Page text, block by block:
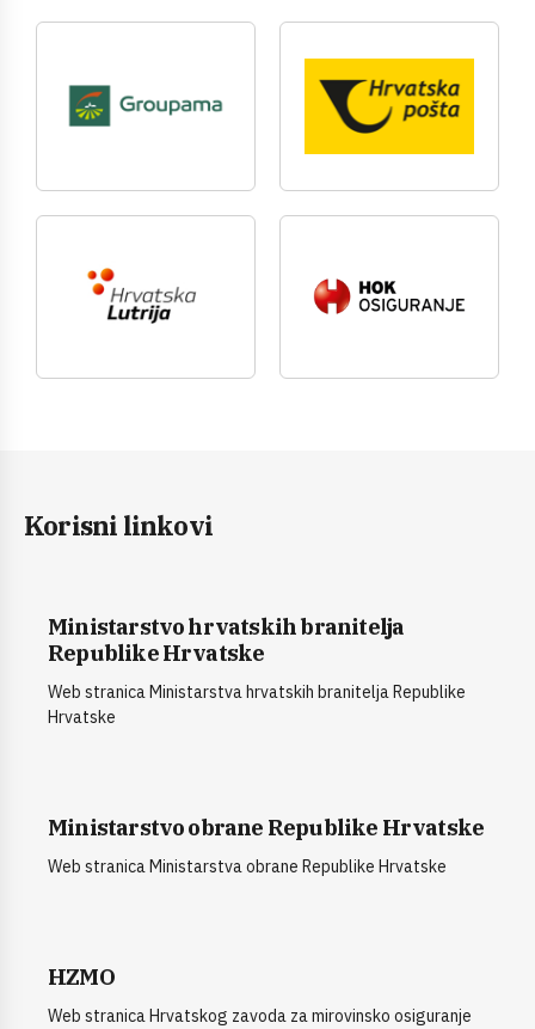
Korisni linkovi
Ministarstvo hrvatskih branitelja
Republike Hrvatske
Web stranica Ministarstva hrvatskih branitelja Republike
Hrvatske
Ministarstvo obrane Republike Hrvatske
Web stranica Ministarstva obrane Republike Hrvatske
HZMO
Web stranica Hrvatskog zavoda za mirovinsko osiguranje